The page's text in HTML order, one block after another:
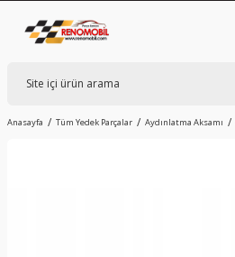
Anasayfa Tüm Yedek Parçalar Aydınlatma Aksamı